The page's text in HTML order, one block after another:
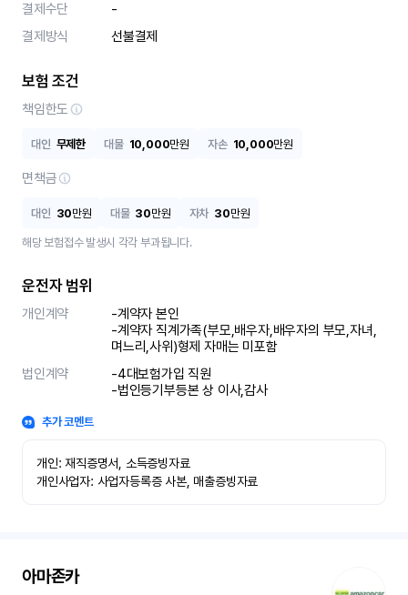
결제수단
-
결제방식
선불결제
보험 조건
책임한도
대인 무제한 대물 10,000만원 자손 10,000만원
면책금
대인 30만원 대물 30만원 자차 30만원
해당 보험접수 발생시 각각 부과됩니다.
운전자 범위
개인계약
-계약자 본인
-계약자 직계가족(부모,배우자,배우자의 부모,자녀,
며느리,사위)형제 자매는 미포함
법인계약
-4대보험가입 직원
-법인등기부등본 상 이사,감사
추가 코멘트
개인: 재직증명서, 소득증빙자료
개인사업자: 사업자등록증 사본, 매출증빙자료
아마존카